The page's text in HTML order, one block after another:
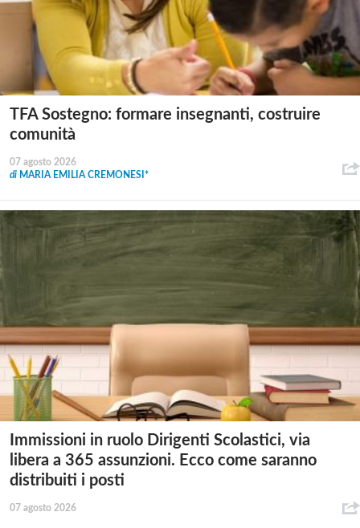
TFA Sostegno: formare insegnanti, costruire
comunità
07 agosto 2026
di MARIA EMILIA CREMONESI*
Immissioni in ruolo Dirigenti Scolastici, via
libera a 365 assunzioni. Ecco come saranno
distribuiti i posti
07 agosto 2026